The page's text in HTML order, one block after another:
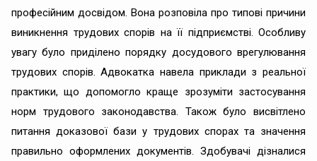
професійним досвідом. Вона розповіла про типові причини
виникнення трудових спорів на її підприємстві. Особливу
увагу було приділено порядку досудового врегулювання
трудових спорів. Адвокатка навела приклади з реальної
практики, що допомогло краще зрозуміти застосування
норм трудового законодавства. Також було висвітлено
питання доказової бази у трудових спорах та значення
правильно оформлених документів. Здобувачі дізналися